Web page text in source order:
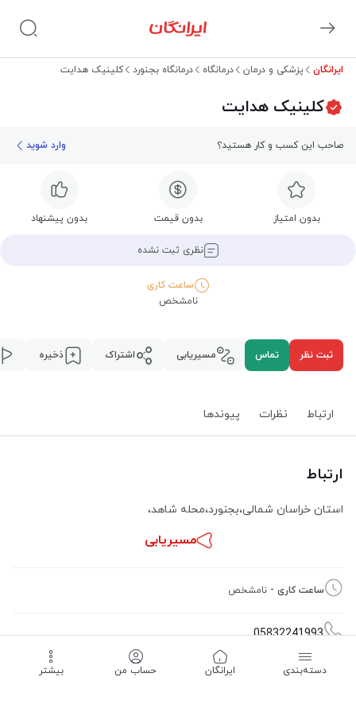
ایرانگان پزشکی و درمان درمانگاه درمانگاه بجنورد کلینیک هدایت
کلینیک هدایت
صاحب این کسب و کار هستید؟ وارد شوید
بدون امتیاز بدون قیمت بدون پیشنهاد
نظری ثبت نشده
ساعت کاری
نامشخص
ثبت نظر تماس مسیریابی اشتراک ذخیره
ارتباط نظرات پیوند‌ها
ارتباط
استان خراسان شمالی،بجنورد،محله شاهد،
مسیریابی
ساعت کاری - نامشخص
05832241993
دسته‌بندی ‌ایرانگان حساب من بیشتر